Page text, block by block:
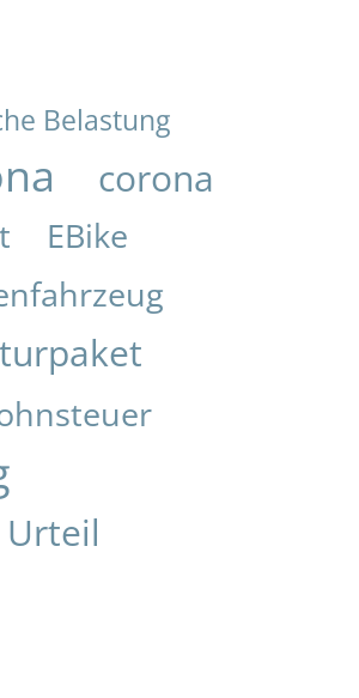
Belastung
corona
EBike
Urteil